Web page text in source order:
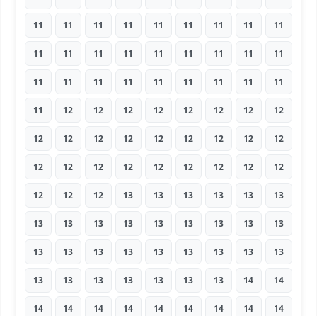
11 11 11 11 11 11 11 11 11
11 11 11 11 11 11 11 11 11
11 11 11 11 11 11 11 11 11
11 12 12 12 12 12 12 12 12
12 12 12 12 12 12 12 12 12
12 12 12 12 12 12 12 12 12
12 12 12 13 13 13 13 13 13
13 13 13 13 13 13 13 13 13
13 13 13 13 13 13 13 13 13
13 13 13 13 13 13 13 14 14
14 14 14 14 14 14 14 14 14